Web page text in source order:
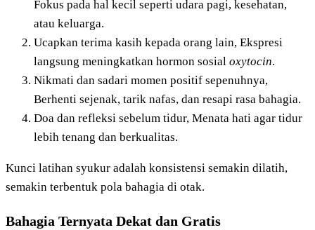
Fokus pada hal kecil seperti udara pagi, kesehatan,
atau keluarga.
Ucapkan terima kasih kepada orang lain, Ekspresi
langsung meningkatkan hormon sosial oxytocin.
Nikmati dan sadari momen positif sepenuhnya,
Berhenti sejenak, tarik nafas, dan resapi rasa bahagia.
Doa dan refleksi sebelum tidur, Menata hati agar tidur
lebih tenang dan berkualitas.
Kunci latihan syukur adalah konsistensi semakin dilatih,
semakin terbentuk pola bahagia di otak.
Bahagia Ternyata Dekat dan Gratis